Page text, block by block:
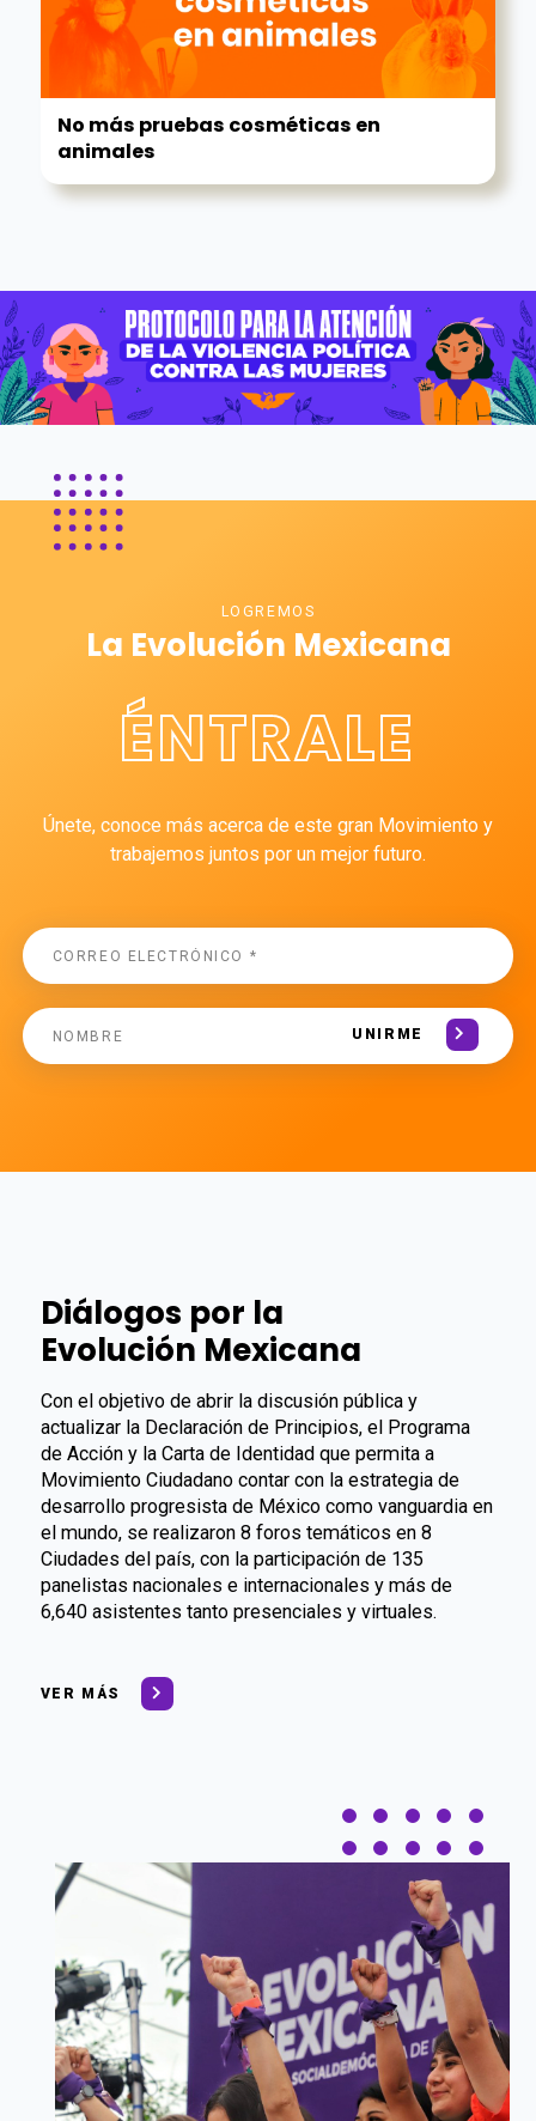
No más pruebas cosméticas en
animales
LOGREMOS
La Evolución Mexicana
ÉNTRALE
Únete, conoce más acerca de este gran Movimiento y
trabajemos juntos por un mejor futuro.
UNIRME
Diálogos por la
Evolución Mexicana
Con el objetivo de abrir la discusión pública y
actualizar la Declaración de Principios, el Programa
de Acción y la Carta de Identidad que permita a
Movimiento Ciudadano contar con la estrategia de
desarrollo progresista de México como vanguardia en
el mundo, se realizaron 8 foros temáticos en 8
Ciudades del país, con la participación de 135
panelistas nacionales e internacionales y más de
6,640 asistentes tanto presenciales y virtuales.
VER MÁS